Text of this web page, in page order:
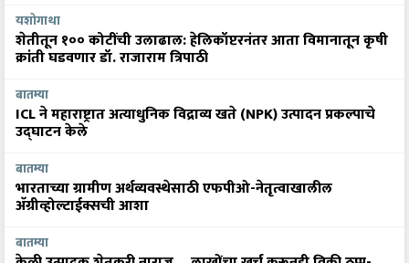
यशोगाथा
शेतीतून १०० कोटींची उलाढाल: हेलिकॉप्टरनंतर आता विमानातून कृषी
क्रांती घडवणार डॉ. राजाराम त्रिपाठी
बातम्या
ICL ने महाराष्ट्रात अत्याधुनिक विद्राव्य खते (NPK) उत्पादन प्रकल्पाचे
उद्घाटन केले
बातम्या
भारताच्या ग्रामीण अर्थव्यवस्थेसाठी एफपीओ-नेतृत्वाखालील
अ‍ॅग्रीव्होल्टाईक्सची आशा
बातम्या